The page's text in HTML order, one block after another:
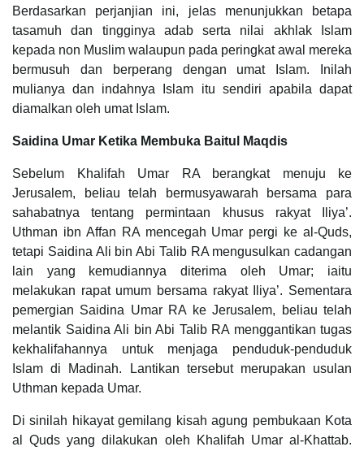
Berdasarkan perjanjian ini, jelas menunjukkan betapa
tasamuh dan tingginya adab serta nilai akhlak Islam
kepada non Muslim walaupun pada peringkat awal mereka
bermusuh dan berperang dengan umat Islam. Inilah
mulianya dan indahnya Islam itu sendiri apabila dapat
diamalkan oleh umat Islam.
Saidina Umar Ketika Membuka Baitul Maqdis
Sebelum Khalifah Umar RA berangkat menuju ke
Jerusalem, beliau telah bermusyawarah bersama para
sahabatnya tentang permintaan khusus rakyat Iliya’.
Uthman ibn Affan RA mencegah Umar pergi ke al-Quds,
tetapi Saidina Ali bin Abi Talib RA mengusulkan cadangan
lain yang kemudiannya diterima oleh Umar; iaitu
melakukan rapat umum bersama rakyat Iliya’. Sementara
pemergian Saidina Umar RA ke Jerusalem, beliau telah
melantik Saidina Ali bin Abi Talib RA menggantikan tugas
kekhalifahannya untuk menjaga penduduk-penduduk
Islam di Madinah. Lantikan tersebut merupakan usulan
Uthman kepada Umar.
Di sinilah hikayat gemilang kisah agung pembukaan Kota
al Quds yang dilakukan oleh Khalifah Umar al-Khattab.